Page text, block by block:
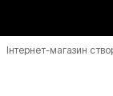
Інтернет-магазин